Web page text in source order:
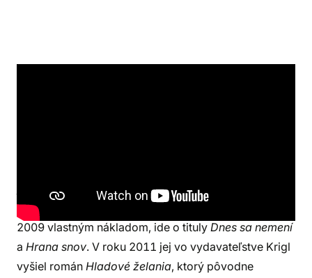
je známa prostredníctvom svojho literárneho blogu
temnarka.blog.cz
2009 vlastným nákladom, ide o tituly Dnes sa nemení
a Hrana snov. V roku 2011 jej vo vydavateľstve Krigl
vyšiel román Hladové želania, ktorý pôvodne